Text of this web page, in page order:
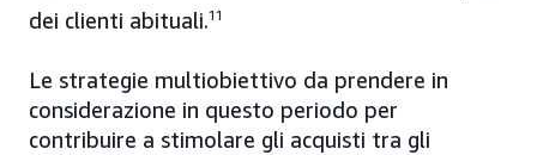
dei clienti abituali.11
Le strategie multiobiettivo da prendere in
considerazione in questo periodo per
contribuire a stimolare gli acquisti tra gli